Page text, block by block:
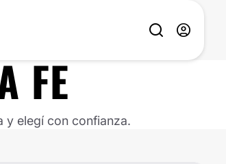
FE
y elegí con confianza.